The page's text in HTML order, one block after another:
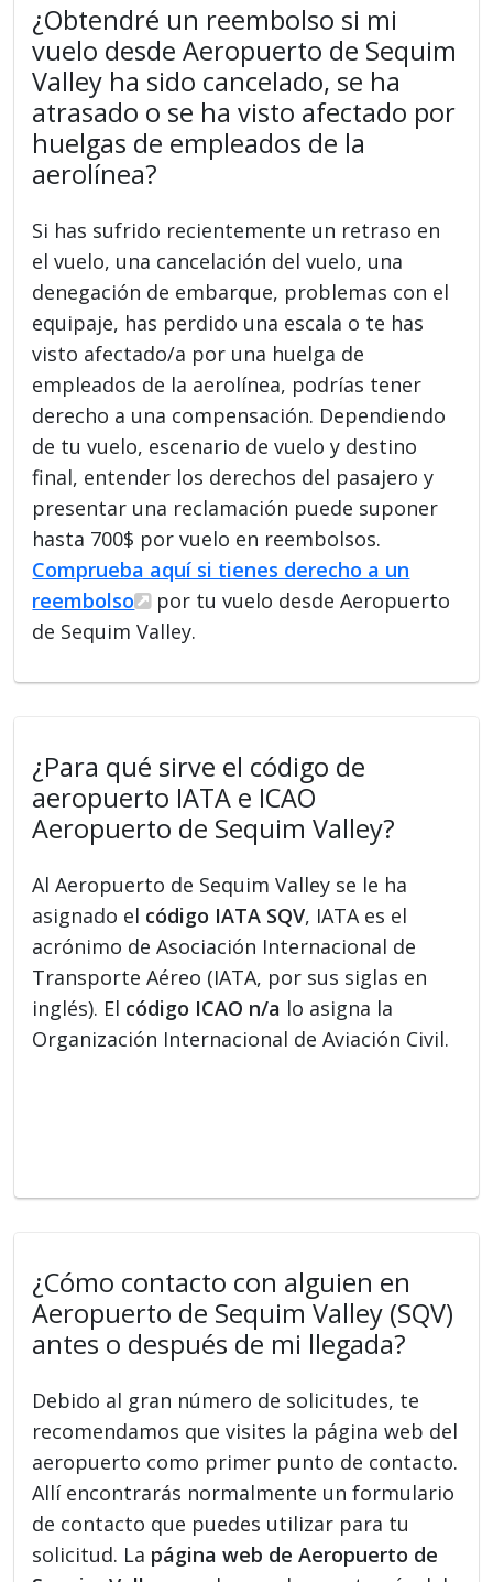
¿Obtendré un reembolso si mi
vuelo desde Aeropuerto de Sequim
Valley ha sido cancelado, se ha
atrasado o se ha visto afectado por
huelgas de empleados de la
aerolínea?
Si has sufrido recientemente un retraso en
el vuelo, una cancelación del vuelo, una
denegación de embarque, problemas con el
equipaje, has perdido una escala o te has
visto afectado/a por una huelga de
empleados de la aerolínea, podrías tener
derecho a una compensación. Dependiendo
de tu vuelo, escenario de vuelo y destino
final, entender los derechos del pasajero y
presentar una reclamación puede suponer
hasta 700$ por vuelo en reembolsos.
Comprueba aquí si tienes derecho a un
reembolso
por tu vuelo desde Aeropuerto
de Sequim Valley.
¿Para qué sirve el código de
aeropuerto IATA e ICAO
Aeropuerto de Sequim Valley?
Al Aeropuerto de Sequim Valley se le ha
asignado el código IATA SQV, IATA es el
acrónimo de Asociación Internacional de
Transporte Aéreo (IATA, por sus siglas en
inglés). El código ICAO n/a lo asigna la
Organización Internacional de Aviación Civil.
¿Cómo contacto con alguien en
Aeropuerto de Sequim Valley (SQV)
antes o después de mi llegada?
Debido al gran número de solicitudes, te
recomendamos que visites la página web del
aeropuerto como primer punto de contacto.
Allí encontrarás normalmente un formulario
de contacto que puedes utilizar para tu
solicitud. La página web de Aeropuerto de